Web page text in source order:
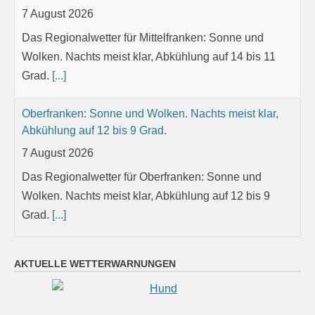
7 August 2026
Das Regionalwetter für Mittelfranken: Sonne und
Wolken. Nachts meist klar, Abkühlung auf 14 bis 11
Grad. [...]
Oberfranken: Sonne und Wolken. Nachts meist klar,
Abkühlung auf 12 bis 9 Grad.
7 August 2026
Das Regionalwetter für Oberfranken: Sonne und
Wolken. Nachts meist klar, Abkühlung auf 12 bis 9
Grad. [...]
Nachts anfangs noch etwas Regen oder Gewitter,
später trocken und Auflockerungen. Tiefstwerte 15 bis
AKTUELLE WETTERWARNUNGEN